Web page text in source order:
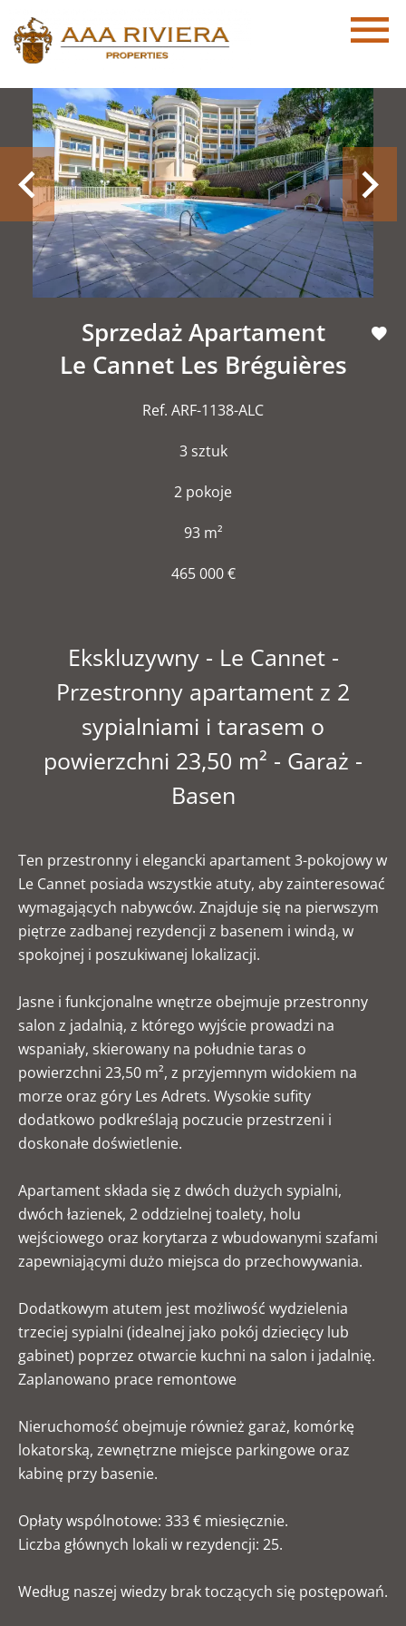
Sprzedaż Apartament
Le Cannet Les Bréguières
Ref. ARF-1138-ALC
3 sztuk
2 pokoje
93 m²
465 000 €
Ekskluzywny - Le Cannet -
Przestronny apartament z 2
sypialniami i tarasem o
powierzchni 23,50 m² - Garaż -
Basen
Ten przestronny i elegancki apartament 3-pokojowy w
Le Cannet posiada wszystkie atuty, aby zainteresować
wymagających nabywców. Znajduje się na pierwszym
piętrze zadbanej rezydencji z basenem i windą, w
spokojnej i poszukiwanej lokalizacji.
Jasne i funkcjonalne wnętrze obejmuje przestronny
salon z jadalnią, z którego wyjście prowadzi na
wspaniały, skierowany na południe taras o
powierzchni 23,50 m², z przyjemnym widokiem na
morze oraz góry Les Adrets. Wysokie sufity
dodatkowo podkreślają poczucie przestrzeni i
doskonałe doświetlenie.
Apartament składa się z dwóch dużych sypialni,
dwóch łazienek, 2 oddzielnej toalety, holu
wejściowego oraz korytarza z wbudowanymi szafami
zapewniającymi dużo miejsca do przechowywania.
Dodatkowym atutem jest możliwość wydzielenia
trzeciej sypialni (idealnej jako pokój dziecięcy lub
gabinet) poprzez otwarcie kuchni na salon i jadalnię.
Zaplanowano prace remontowe
Nieruchomość obejmuje również garaż, komórkę
lokatorską, zewnętrzne miejsce parkingowe oraz
kabinę przy basenie.
Opłaty wspólnotowe: 333 € miesięcznie.
Liczba głównych lokali w rezydencji: 25.
Według naszej wiedzy brak toczących się postępowań.